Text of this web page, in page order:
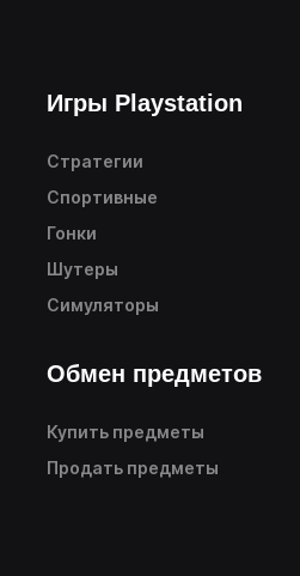
Игры Playstation
Стратегии
Спортивные
Гонки
Шутеры
Симуляторы
Обмен предметов
Купить предметы
Продать предметы